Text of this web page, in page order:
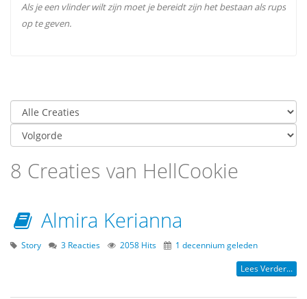
Als je een vlinder wilt zijn moet je bereidt zijn het bestaan als rups
op te geven.
8 Creaties van HellCookie
Almira Kerianna
Story 3 Reacties 2058 Hits 1 decennium geleden
Lees Verder...